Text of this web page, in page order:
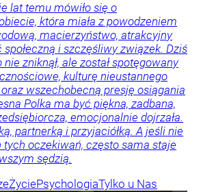
lat temu mówiło się o
która miała z powodzeniem
macierzyństwo, atrakcyjny
i szczęśliwy związek. Dziś
zniknął, ale został spotęgowany
kulturę nieustannego
wszechobecną presję osiągania
Polka ma być piękna, zadbana,
emocjonalnie dojrzała.
partnerką i przyjaciółką. A jeśli nie
tych oczekiwań, często sama staje
sędzią.
ŻyciePsychologiaTylko u Nas